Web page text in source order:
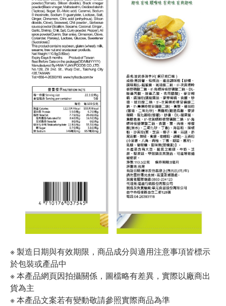
※ 製造日期與有效期限，商品成分與適用注意事項皆標示
於包裝或產品中
※ 本產品網頁因拍攝關係，圖檔略有差異，實際以廠商出
貨為主
※ 本產品文案若有變動敬請參照實際商品為準